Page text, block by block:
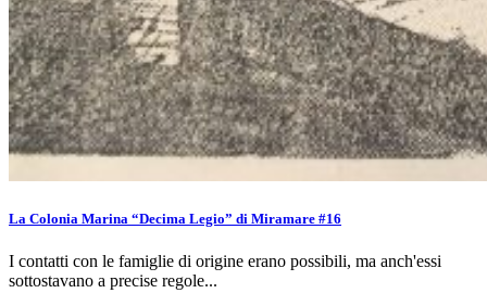
La Colonia Marina “Decima Legio” di Miramare #16
I contatti con le famiglie di origine erano possibili, ma anch'essi
sottostavano a precise regole...